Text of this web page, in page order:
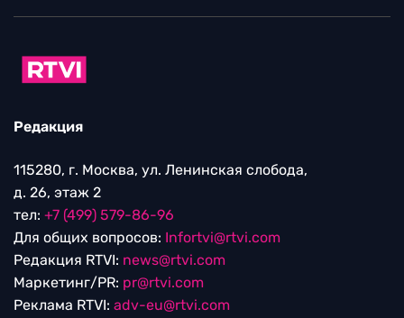
Редакция
115280, г. Москва, ул. Ленинская слобода,
д. 26, этаж 2
тел: +7 (499) 579-86-96
Для общих вопросов: Infortvi@rtvi.com
Редакция RTVI: news@rtvi.com
Маркетинг/PR: pr@rtvi.com
Реклама RTVI: adv-eu@rtvi.com